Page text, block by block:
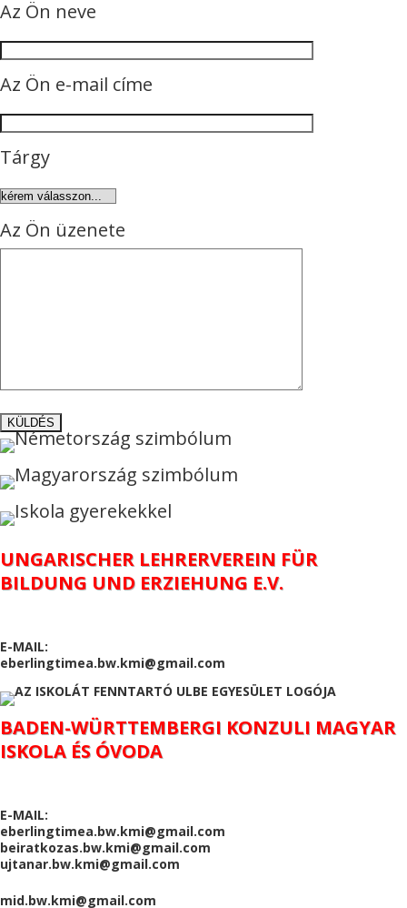
Az Ön neve
Az Ön e-mail címe
Tárgy
Az Ön üzenete
UNGARISCHER LEHRERVEREIN FÜR
BILDUNG UND ERZIEHUNG E.V.
E-MAIL:
eberlingtimea.bw.kmi@gmail.com
BADEN-WÜRTTEMBERGI KONZULI MAGYAR
ISKOLA ÉS ÓVODA
E-MAIL:
eberlingtimea.bw.kmi@gmail.com
beiratkozas.bw.kmi@gmail.com
ujtanar.bw.kmi@gmail.com
mid.bw.kmi@gmail.com